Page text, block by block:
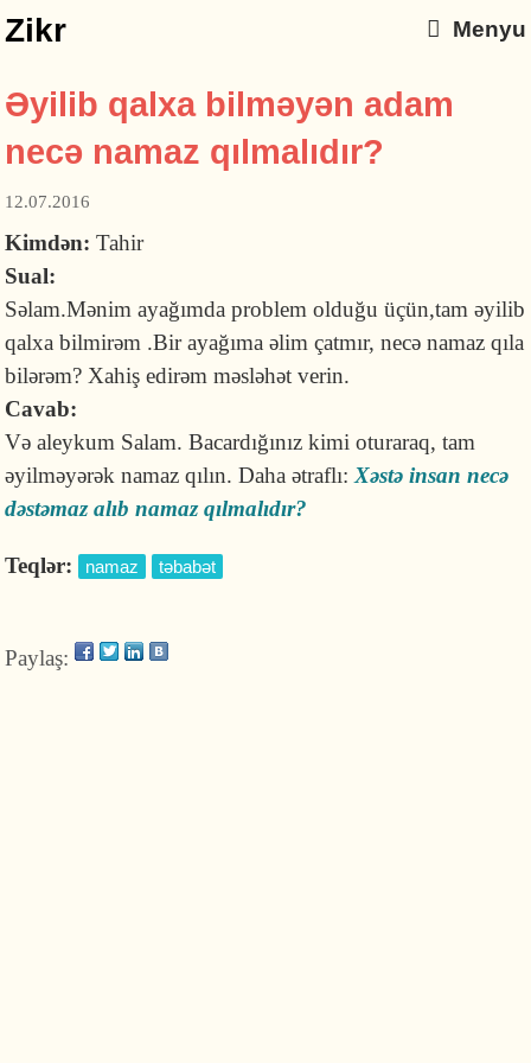
Zikr Menyu
Əyilib qalxa bilməyən adam
necə namaz qılmalıdır?
12.07.2016
Kimdən:Tahir
Sual:
Səlam.Mənim ayağımda problem olduğu üçün,tam əyilib
qalxa bilmirəm .Bir ayağıma əlim çatmır, necə namaz qıla
bilərəm? Xahiş edirəm məsləhət verin.
Cavab:
Və aleykum Salam. Bacardığınız kimi oturaraq, tam
əyilməyərək namaz qılın. Daha ətraflı: Xəstə insan necə
dəstəmaz alıb namaz qılmalıdır?
Teqlər: namaz təbabət
Paylaş: